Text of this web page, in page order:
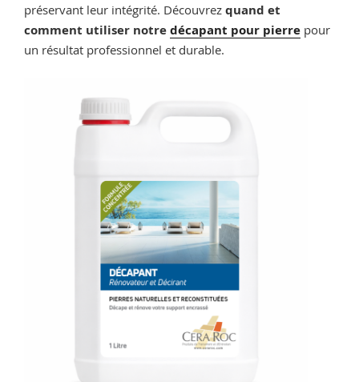
préservant leur intégrité. Découvrez quand et
comment utiliser notredécapant pour pierre pour
un résultat professionnel et durable.